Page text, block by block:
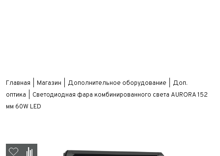
Главная Магазин Дополнительное оборудование
Доп.
оптика
Светодиодная фара комбинированного света AURORA 152
мм 60W LED